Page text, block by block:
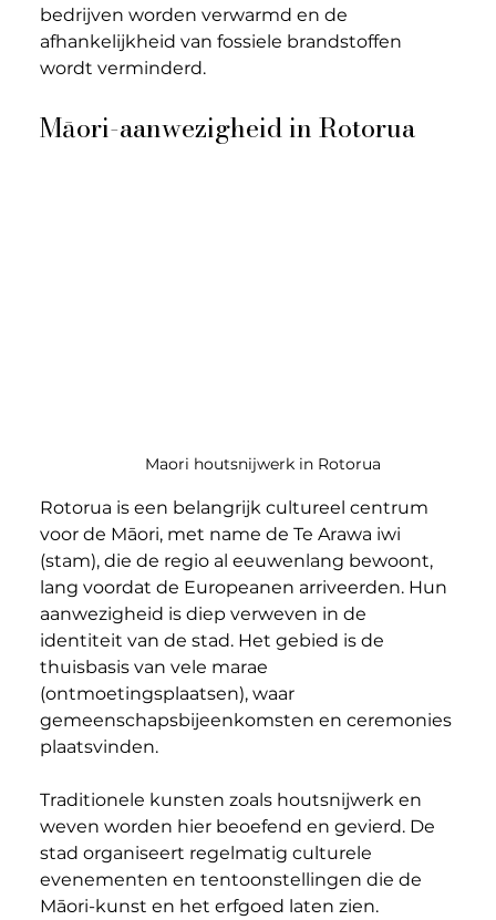
bedrijven worden verwarmd en de
afhankelijkheid van fossiele brandstoffen
wordt verminderd.
Māori-aanwezigheid in Rotorua
Maori houtsnijwerk in Rotorua
Rotorua is een belangrijk cultureel centrum
voor de Māori, met name de Te Arawa iwi
(stam), die de regio al eeuwenlang bewoont,
lang voordat de Europeanen arriveerden. Hun
aanwezigheid is diep verweven in de
identiteit van de stad. Het gebied is de
thuisbasis van vele marae
(ontmoetingsplaatsen), waar
gemeenschapsbijeenkomsten en ceremonies
plaatsvinden.
Traditionele kunsten zoals houtsnijwerk en
weven worden hier beoefend en gevierd. De
stad organiseert regelmatig culturele
evenementen en tentoonstellingen die de
Māori-kunst en het erfgoed laten zien.